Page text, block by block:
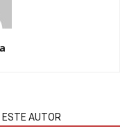
ESTE AUTOR